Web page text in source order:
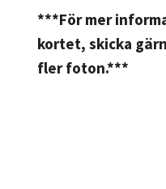
***För mer
kortet, skicka
fler foton.***